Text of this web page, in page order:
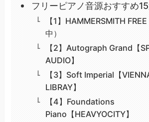
フリーピアノ音源おすすめ
【1】HAMMERSMITH
中）
【2】Autograph Grand【
AUDIO】
【3】Soft Imperial【
LIBRAY】
【4】Foundations
Piano【HEAVYOCITY】